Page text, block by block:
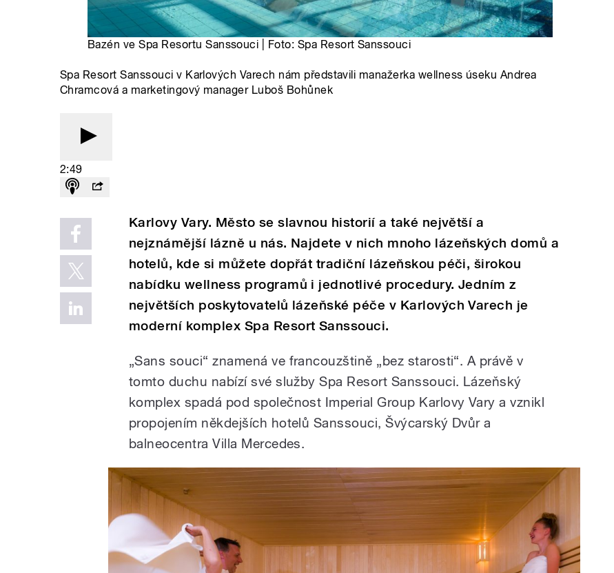
Bazén ve Spa Resortu Sanssouci | Foto: Spa Resort Sanssouci
Spa Resort Sanssouci v Karlových Varech nám představili manažerka wellness úseku Andrea
Chramcová a marketingový manager Luboš Bohůnek
2:49
Karlovy Vary. Město se slavnou historií a také největší a
nejznámější lázně u nás. Najdete v nich mnoho lázeňských domů a
hotelů, kde si můžete dopřát tradiční lázeňskou péči, širokou
nabídku wellness programů i jednotlivé procedury. Jedním z
největších poskytovatelů lázeňské péče v Karlových Varech je
moderní komplex Spa Resort Sanssouci.
„Sans souci“ znamená ve francouzštině „bez starosti“. A právě v
tomto duchu nabízí své služby Spa Resort Sanssouci. Lázeňský
komplex spadá pod společnost Imperial Group Karlovy Vary a vznikl
propojením někdejších hotelů Sanssouci, Švýcarský Dvůr a
balneocentra Villa Mercedes.